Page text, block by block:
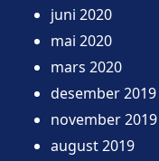
juni 2020
mai 2020
mars 2020
desember 2019
november 2019
august 2019